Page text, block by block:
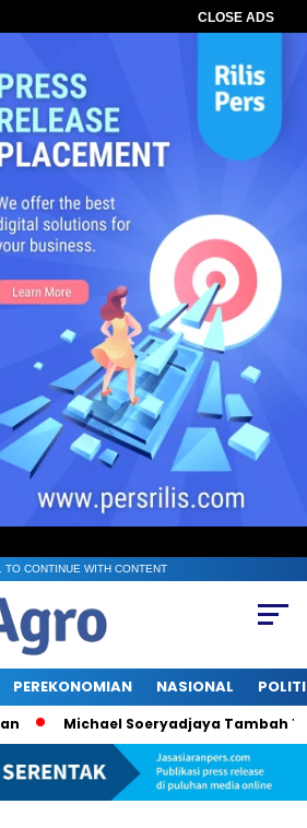
CLOSE ADS
TO CONTINUE WITH CONTENT
PEREKONOMIAN NASIONAL
Michael Soeryadjaya Tambah 182